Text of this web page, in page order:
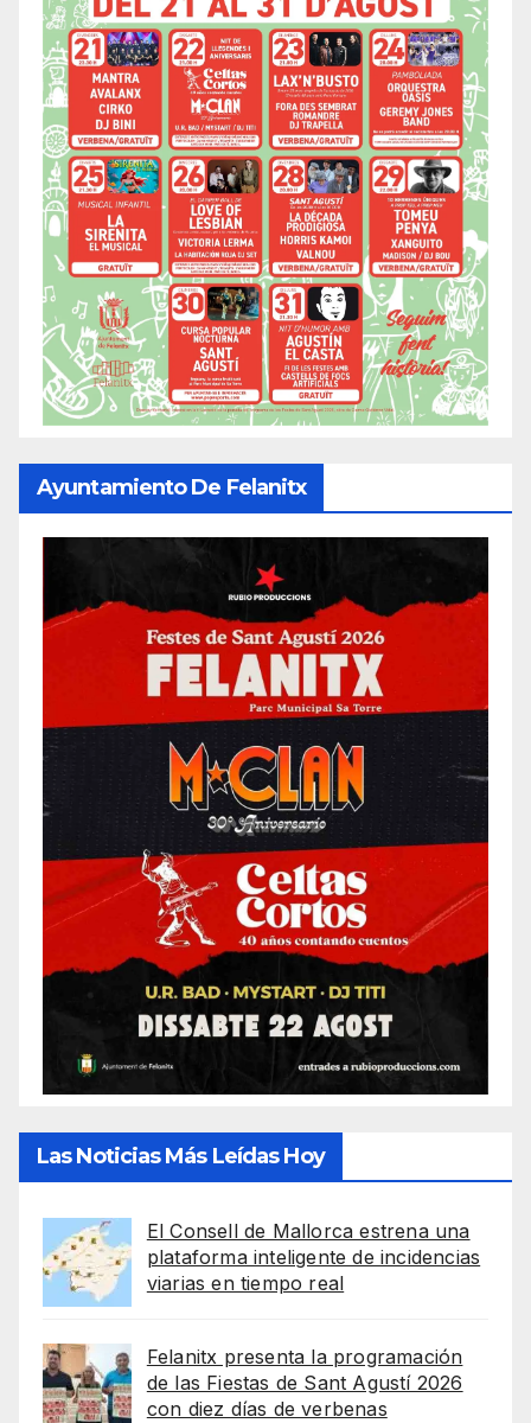
Ayuntamiento De Felanitx
Las Noticias Más Leídas Hoy
El Consell de Mallorca estrena una
plataforma inteligente de incidencias
viarias en tiempo real
Felanitx presenta la programación
de las Fiestas de Sant Agustí 2026
con diez días de verbenas